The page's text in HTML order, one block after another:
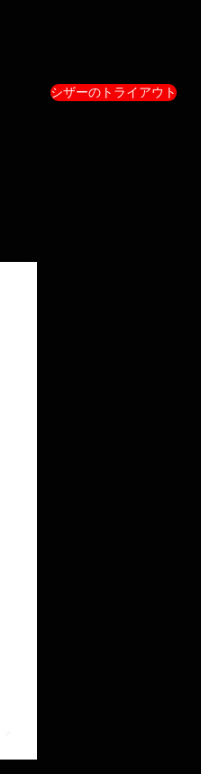
シザーのトライアウト